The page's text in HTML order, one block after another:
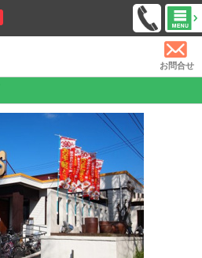
お問合せ